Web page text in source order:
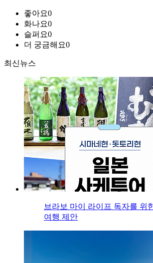
좋아요0
화나요0
슬퍼요0
더 궁금해요0
최신뉴스
브라보 마이 라이프 독자를 위
여행 제안